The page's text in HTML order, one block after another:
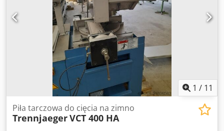
Crodpfx Ajtqqrzefpef Akcesoria: Przenośnik rolkowy
podający i odbierający o długości ok. 4000 mm każdy,
ogranicznik NC, urządzenie chłodzące
1 / 11
Piła tarczowa do cięcia na zimno
TrennjaegerVCT 400 HA